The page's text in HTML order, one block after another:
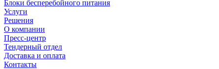
Блоки бесперебойного питания
Услуги
Решения
О компании
Пресс-центр
Тендерный отдел
Доставка и оплата
Контакты